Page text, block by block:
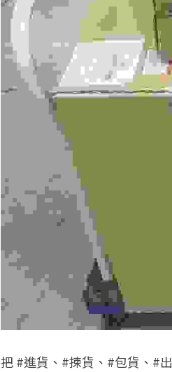
把 #進貨、#揀貨、#包貨、#